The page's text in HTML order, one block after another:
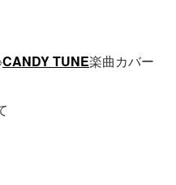
CANDY TUNE楽曲カバー